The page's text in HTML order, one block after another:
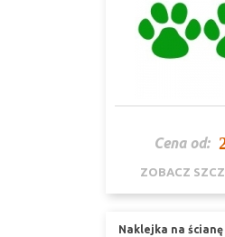
Cena od:
ZOBACZ
Naklejka na ścianę